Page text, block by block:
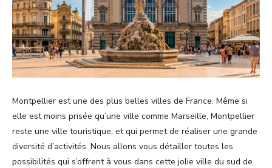
Montpellier est une des plus belles villes de France. Même si
elle est moins prisée qu’une ville comme Marseille, Montpellier
reste une ville touristique, et qui permet de réaliser une grande
diversité d’activités. Nous allons vous détailler toutes les
possibilités qui s’offrent à vous dans cette jolie ville du sud de